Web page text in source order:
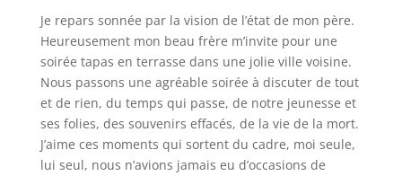
Je repars sonnée par la vision de l’état de mon père.
Heureusement mon beau frère m’invite pour une
soirée tapas en terrasse dans une jolie ville voisine.
Nous passons une agréable soirée à discuter de tout
et de rien, du temps qui passe, de notre jeunesse et
ses folies, des souvenirs effacés, de la vie de la mort.
J’aime ces moments qui sortent du cadre, moi seule,
lui seul, nous n’avions jamais eu d’occasions de